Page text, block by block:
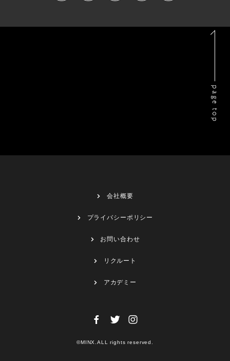
page top
会社概要
プライバシーポリシー
お問い合わせ
リクルート
アカデミー
©MINX.ALL rights reserved.